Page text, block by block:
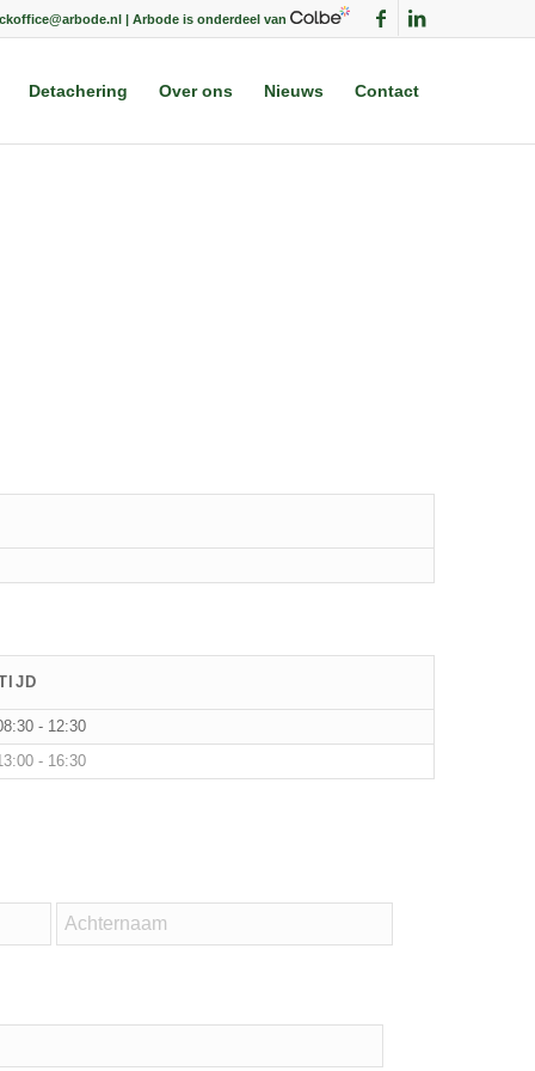
| Arbode is onderdeel van
Detachering Over ons Nieuws Contact
- 12:30
- 16:30